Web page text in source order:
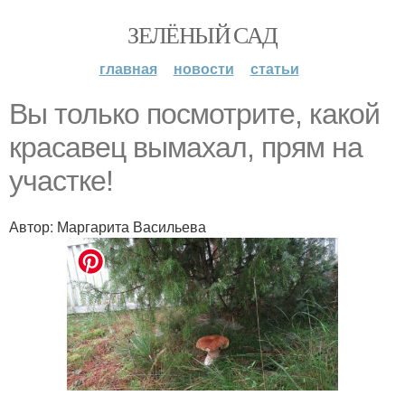
ЗЕЛЁНЫЙ САД
главная новости статьи
Вы только посмотрите, какой
красавец вымахал, прям на
участке!
Автор: Маргарита Васильева